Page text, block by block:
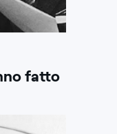
fatto